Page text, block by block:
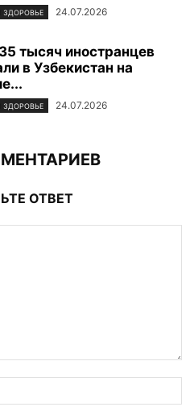
ЗДОРОВЬЕ 24.07.2026
тысяч иностранцев
в Узбекистан на
ЗДОРОВЬЕ 24.07.2026
ОТВЕТ